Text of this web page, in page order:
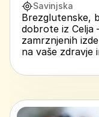
Savinjska
Brezglutenske,
dobrote iz Celja
zamrznjenih
na vaše zdravje